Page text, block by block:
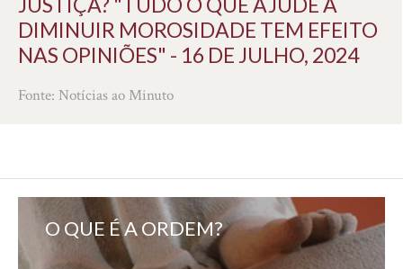
DIMINUIR MOROSIDADE TEM EFEITO
NAS OPINIÕES" - 16 DE JULHO, 2024
Fonte: Notícias ao Minuto
O QUE É A ORDEM?